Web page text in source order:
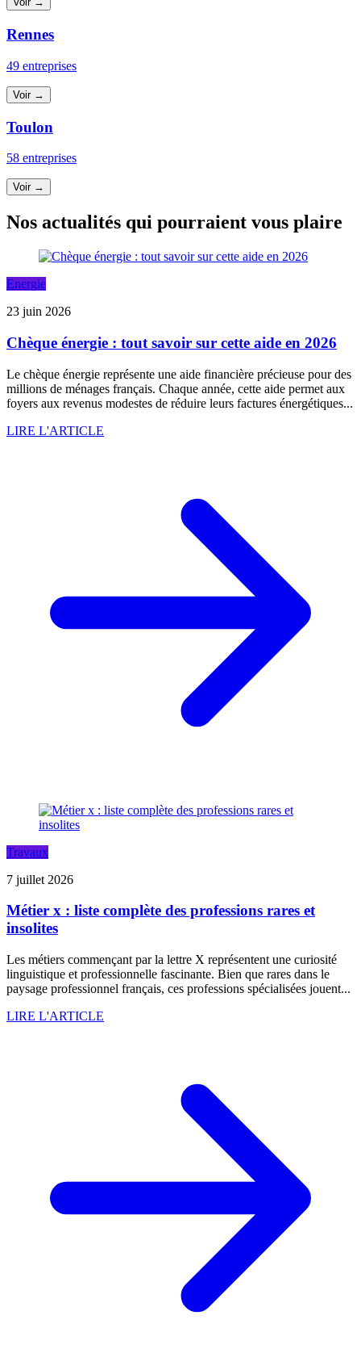
Rennes
49 entreprises
Voir →
Toulon
58 entreprises
Voir →
Nos actualités qui pourraient vous plaire
Energie
23 juin 2026
Chèque énergie : tout savoir sur cette aide en 2026
Le chèque énergie représente une aide financière précieuse pour des
millions de ménages français. Chaque année, cette aide permet aux
foyers aux revenus modestes de réduire leurs factures énergétiques...
LIRE L'ARTICLE
Travaux
7 juillet 2026
Métier x : liste complète des professions rares et
insolites
Les métiers commençant par la lettre X représentent une curiosité
linguistique et professionnelle fascinante. Bien que rares dans le
paysage professionnel français, ces professions spécialisées jouent...
LIRE L'ARTICLE